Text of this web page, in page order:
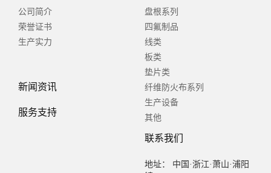
公司简介
荣誉证书
生产实力
新闻资讯
服务支持
盘根系列
四氟制品
线类
板类
垫片类
纤维防火布系列
生产设备
其他
联系我们
地址： 中国·浙江·萧山·浦阳